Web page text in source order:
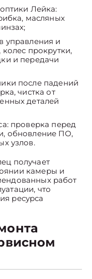
Лейка:
масляных
управления и
прокрутки,
и передачи
после падений
чистка от
деталей
проверка перед
обновление ПО,
узлов.
получает
камеры и
работ
что
ресурса